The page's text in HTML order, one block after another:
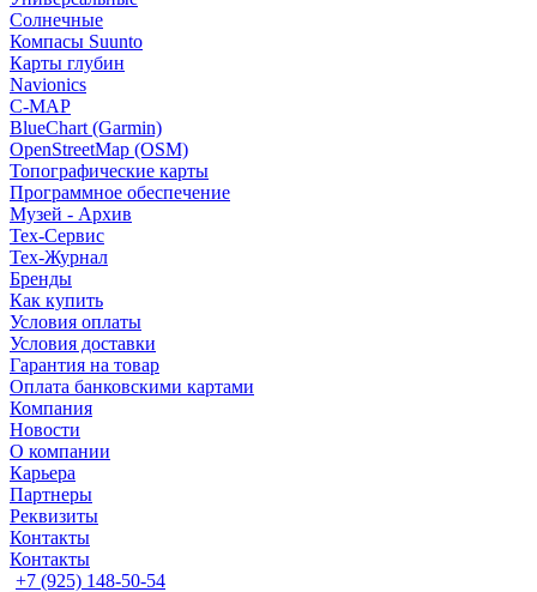
Солнечные
Компасы Suunto
Карты глубин
Navionics
C-MAP
BlueChart (Garmin)
OpenStreetMap (OSM)
Топографические карты
Программное обеспечение
Музей - Архив
Tex-Сервис
Тех-Журнал
Бренды
Как купить
Условия оплаты
Условия доставки
Гарантия на товар
Оплата банковскими картами
Компания
Новости
О компании
Карьера
Партнеры
Реквизиты
Контакты
Контакты
+7 (925) 148-50-54